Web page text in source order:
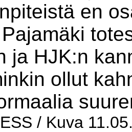
en
ja HJK:n
ollut
/ Kuva